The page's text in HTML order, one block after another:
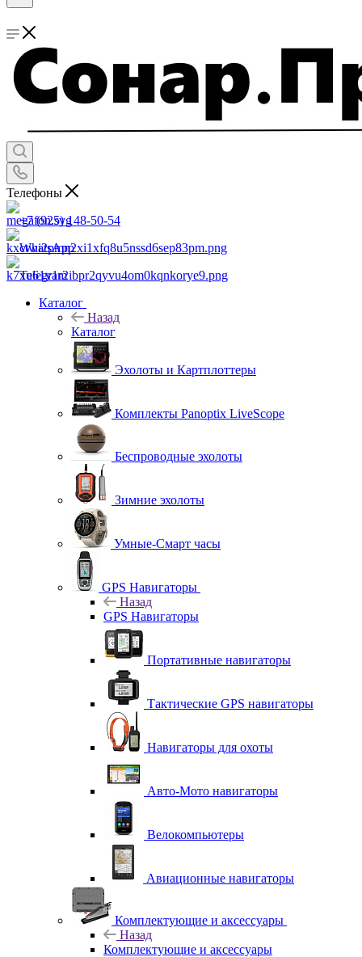
Телефоны
+7 (925) 148-50-54
WhatsApp
Telegram
Каталог
Назад
Каталог
Эхолоты и Картплоттеры
Комплекты Panoptix LiveScope
Беспроводные эхолоты
Зимние эхолоты
Умные-Смарт часы
GPS Навигаторы
Назад
GPS Навигаторы
Портативные навигаторы
Тактические GPS навигаторы
Навигаторы для охоты
Авто-Мото навигаторы
Велокомпьютеры
Авиационные навигаторы
Комплектующие и аксессуары
Назад
Комплектующие и аксессуары